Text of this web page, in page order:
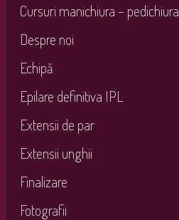
Cursuri manichiura – pedichiura
Despre noi
Echipă
Epilare definitiva IPL
Extensii de par
Extensii unghii
Finalizare
Fotografii